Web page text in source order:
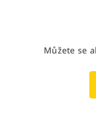
Můžete se